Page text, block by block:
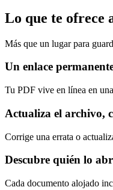
Lo que te
Más que un lugar para
Un enlace
Tu PDF vive en línea en
Actualiza el archivo,
Corrige una errata o
Descubre quién lo
Cada documento alojado